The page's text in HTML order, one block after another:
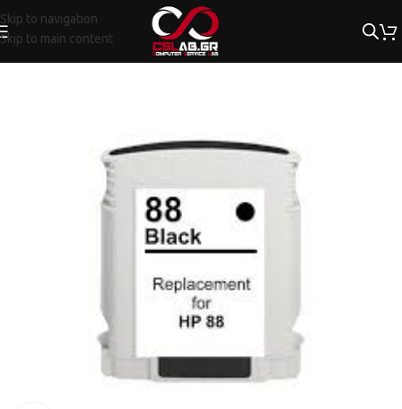
Skip to navigation
Skip to main content